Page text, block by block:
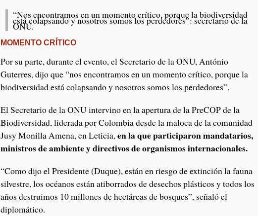
“Nos encontramos en un momento crítico, porque la biodiversidad
está colapsando y nosotros somos los perdedores”: secretario de la
ONU.
MOMENTO CRÍTICO
Por su parte, durante el evento, el Secretario de la ONU, António
Guterres, dijo que “nos encontramos en un momento crítico, porque la
biodiversidad está colapsando y nosotros somos los perdedores”.
El Secretario de la ONU intervino en la apertura de la PreCOP de la
Biodiversidad, liderada por Colombia desde la maloca de la comunidad
Jusy Monilla Amena, en Leticia,en la que participaron mandatarios,
ministros de ambiente y directivos de organismos internacionales.
“Como dijo el Presidente (Duque), están en riesgo de extinción la fauna
silvestre, los océanos están atiborrados de desechos plásticos y todos los
años destruimos 10 millones de hectáreas de bosques”, señaló el
diplomático.